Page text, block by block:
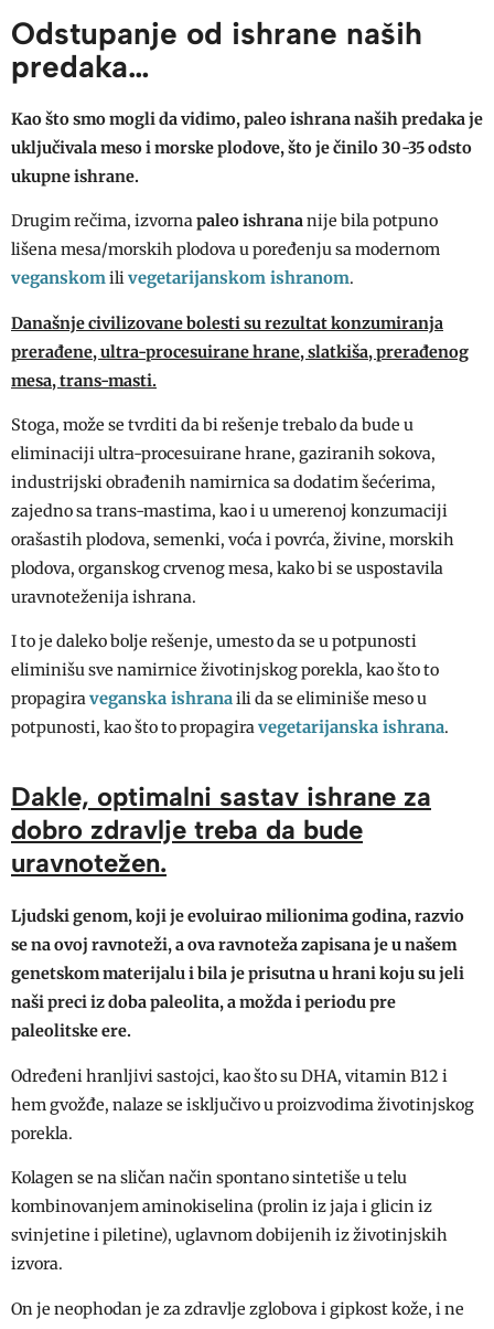
Odstupanje od ishrane naših
predaka…
Kao što smo mogli da vidimo, paleo ishrana naših predaka je
uključivala meso i morske plodove, što je činilo 30-35 odsto
ukupne ishrane.
Drugim rečima, izvornapaleo ishrananije bila potpuno
lišena mesa/morskih plodova u poređenju sa modernom
veganskomilivegetarijanskom ishranom.
Današnje civilizovane bolesti su rezultat konzumiranja
prerađene, ultra-procesuirane hrane, slatkiša, prerađenog
mesa, trans-masti.
Stoga, može se tvrditi da bi rešenje trebalo da bude u
eliminaciji ultra-procesuirane hrane, gaziranih sokova,
industrijski obrađenih namirnica sa dodatim šećerima,
zajedno sa trans-mastima, kao i u umerenoj konzumaciji
orašastih plodova, semenki, voća i povrća, živine, morskih
plodova, organskog crvenog mesa, kako bi se uspostavila
uravnoteženija ishrana.
I to je daleko bolje rešenje, umesto da se u potpunosti
eliminišu sve namirnice životinjskog porekla, kao što to
propagiraveganska ishranaili da se eliminiše meso u
potpunosti, kao što to propagiravegetarijanska ishrana.
Dakle, optimalni sastav ishrane za
dobro zdravlje treba da bude
uravnotežen.
Ljudski genom, koji je evoluirao milionima godina, razvio
se na ovoj ravnoteži, a ova ravnoteža zapisana je u našem
genetskom materijalu i bila je prisutna u hrani koju su jeli
naši preci iz doba paleolita, a možda i periodu pre
paleolitske ere.
Određeni hranljivi sastojci, kao što su DHA, vitamin B12 i
hem gvožđe, nalaze se isključivo u proizvodima životinjskog
porekla.
Kolagen se na sličan način spontano sintetiše u telu
kombinovanjem aminokiselina (prolin iz jaja i glicin iz
svinjetine i piletine), uglavnom dobijenih iz životinjskih
izvora.
On je neophodan je za zdravlje zglobova i gipkost kože, i ne